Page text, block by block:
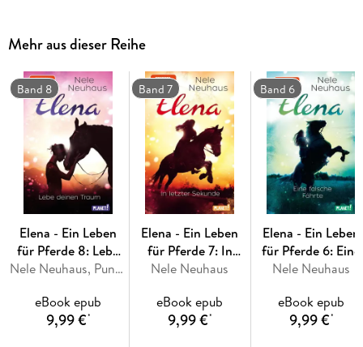
Mehr aus dieser Reihe
Band 8
Elena - Ein Leben
für Pferde 8: Lebe
deinen Traum Nele Neuhaus, Punchdesign Johannes Wiebel
eBook epub
9,99 €*
Band 7
Elena - Ein Leben
für Pferde 7: In
letzter Sekunde
Nele Neuhaus
eBook epub
9,99 €*
Band 6
Elena - Ein Leben
für Pferde 6: Eine
falsche Fährte
Nele Neuhaus
eBook epub
9,99 €*